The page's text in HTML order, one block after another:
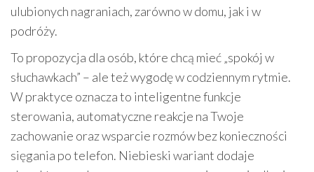
ulubionych nagraniach, zarówno w domu, jak i w
podróży.
To propozycja dla osób, które chcą mieć „spokój w
słuchawkach” – ale też wygodę w codziennym rytmie.
W praktyce oznacza to inteligentne funkcje
sterowania, automatyczne reakcje na Twoje
zachowanie oraz wsparcie rozmów bez konieczności
sięgania po telefon. Niebieski wariant dodaje